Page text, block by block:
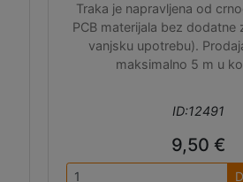
Traka je napravljena od
PCB materijala bez dodatne
vanjsku upotrebu).
maksimalno 5 m u
ID:12491
9,50 €